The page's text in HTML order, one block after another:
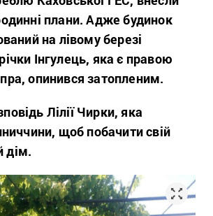
плани. Адже будинок
на лівому березі
Інгулець, яка є правою
опинився затопленим.
Лілії Чирки, яка
щоб побачити свій
дім.